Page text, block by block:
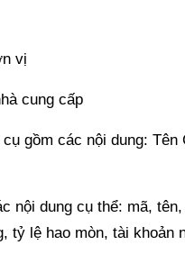
vị
cung cấp
gồm các nội dung:
nội dung cụ thể: mã,
tỷ lệ hao mòn, tài khoản